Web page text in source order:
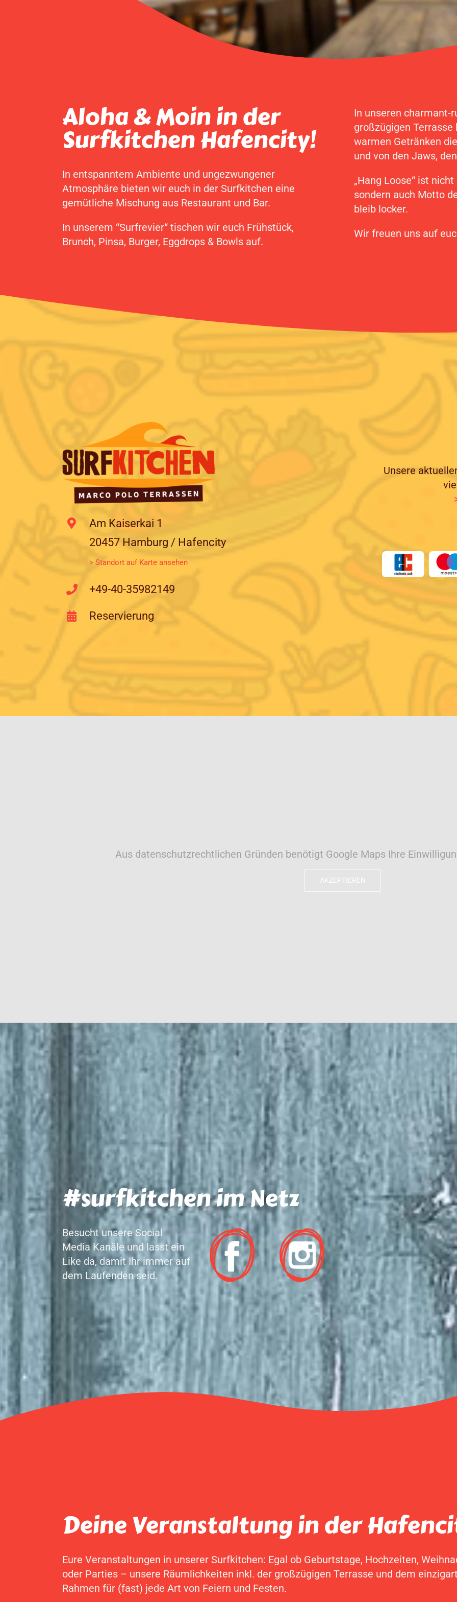
Aloha & Moin in der
Surfkitchen Hafencity!
In entspanntem Ambiente und ungezwungener
Atmosphäre bieten wir euch in der Surfkitchen eine
gemütliche Mischung aus Restaurant und Bar.
In unserem “Surfrevier“ tischen wir euch Frühstück,
Brunch, Pinsa, Burger, Eggdrops & Bowls auf.
In unseren charmant-
großzügigen
warmen Getränken
und von den Jaws,
„Hang Loose“ ist
sondern auch Motto
bleib locker.
Wir freuen uns auf
Am Kaiserkai 1
20457 Hamburg / Hafencity
> Standort auf Karte ansehen
+49-40-35982149
Reservierung
Unsere
Aus datenschutzrechtlichen Gründen benötigt Google Maps Ihre
AKZEPTIEREN
#surfkitchen im Netz
Besucht unsere Social
Media Kanäle und lasst ein
Like da, damit Ihr immer auf
dem Laufenden seid.
Deine Veranstaltung in der
Eure Veranstaltungen in unserer Surfkitchen: Egal ob Geburtstage, Hochzeiten,
oder Parties – unsere Räumlichkeiten inkl. der großzügigen Terrasse und dem
Rahmen für (fast) jede Art von Feiern und Festen.